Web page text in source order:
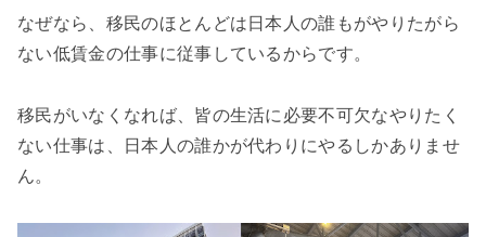
なぜなら、移民のほとんどは日本人の誰もがやりたがら
ない低賃金の仕事に従事しているからです。
移民がいなくなれば、皆の生活に必要不可欠なやりたく
ない仕事は、日本人の誰かが代わりにやるしかありませ
ん。